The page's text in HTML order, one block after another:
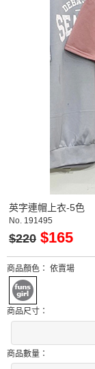
英字連帽上衣-5色
No. 191495
$220 $165
商品顏色： 依賣場
商品尺寸：
商品數量：